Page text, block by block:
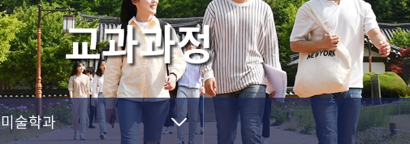
연혁
행정업무안내
규정 및 요람
오시는길
공학계열
예체능계열
학과간협동과정
학연산협동과정
공학계열
예체능계열
학과간협동과정
학연산협동과정
교과과정
미술학과